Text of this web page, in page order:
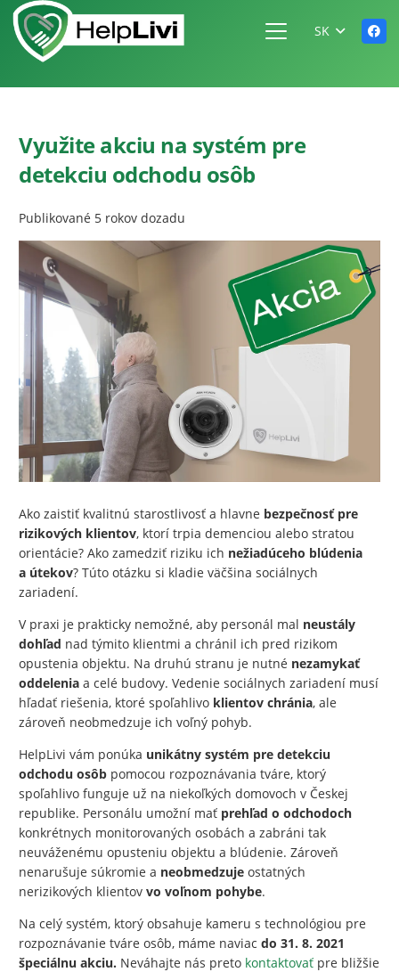
SK
Využite akciu na systém pre
detekciu odchodu osôb
Publikované 5 rokov dozadu
Ako zaistiť kvalitnú starostlivosť a hlavne bezpečnosť pre
rizikových klientov, ktorí trpia demenciou alebo stratou
orientácie? Ako zamedziť riziku ich nežiadúceho blúdenia
a útekov? Túto otázku si kladie väčšina sociálnych
zariadení.
V praxi je prakticky nemožné, aby personál mal neustály
dohľad nad týmito klientmi a chránil ich pred rizikom
opustenia objektu. Na druhú stranu je nutné nezamykať
oddelenia a celé budovy. Vedenie sociálnych zariadení musí
hľadať riešenia, ktoré spoľahlivo klientov chránia, ale
zároveň neobmedzuje ich voľný pohyb.
HelpLivi vám ponúka unikátny systém pre detekciu
odchodu osôb pomocou rozpoznávania tváre, ktorý
spoľahlivo funguje už na niekoľkých domovoch v Českej
republike. Personálu umožní mať prehľad o odchodoch
konkrétnych monitorovaných osobách a zabráni tak
neuváženému opusteniu objektu a blúdenie. Zároveň
nenarušuje súkromie a neobmedzuje ostatných
nerizikových klientov vo voľnom pohybe.
Na celý systém, ktorý obsahuje kameru s technológiou pre
rozpoznávanie tváre osôb, máme naviac do 31. 8. 2021
špeciálnu akciu. Neváhajte nás preto kontaktovať pre bližšie